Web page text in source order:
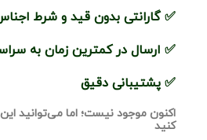
✅گارانتی بدون قید و شرط
✅ ارسال در کمترین زمان به
✅ پشتیبانی دقیق
اکنون موجود نیست؛ اما می‌توانید
کنید